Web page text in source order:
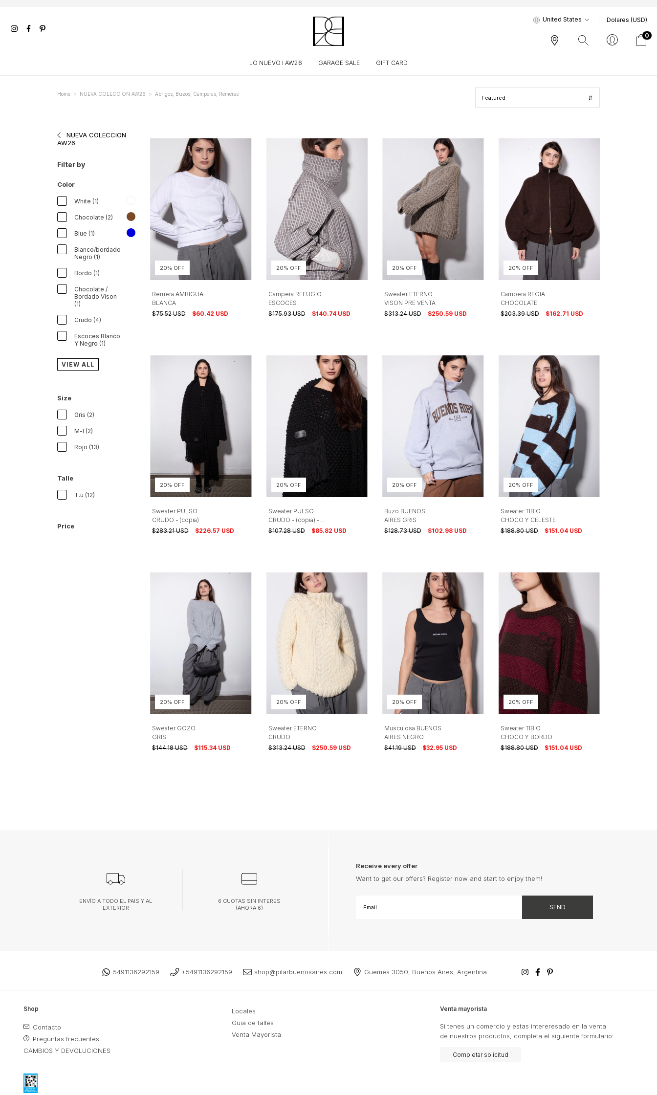
Dolares (USD)
United States
0
LO NUEVO I AW26 GARAGE SALE GIFT CARD
Home > NUEVA COLECCION AW26 > Abrigos, Buzos, Camperas, Remeras
NUEVA COLECCION
AW26
Filter by
Color
White (1)
Chocolate (2)
Blue (1)
Blanco/bordado
Negro (1)
Bordo (1)
Chocolate /
Bordado Vison
(1)
Crudo (4)
Escoces Blanco
Y Negro (1)
VIEW ALL
Size
Gris (2)
M-l (2)
Rojo (13)
Talle
T.u (12)
Price
20% OFF
Remera AMBIGUA
BLANCA
$75.52 USD
$60.42 USD
20% OFF
Campera REFUGIO
ESCOCES
$175.93 USD
$140.74 USD
20% OFF
Sweater ETERNO
VISON PRE VENTA
$313.24 USD
$250.59 USD
20% OFF
Campera REGIA
CHOCOLATE
$203.39 USD
$162.71 USD
20% OFF
Sweater PULSO
CRUDO - (copia)
$283.21 USD
$226.57 USD
20% OFF
Sweater PULSO
CRUDO - (copia) -
(copia)
$107.28 USD $85.82 USD
20% OFF
Buzo BUENOS
AIRES GRIS
$128.73 USD
$102.98 USD
20% OFF
Sweater TIBIO
CHOCO Y CELESTE
$188.80 USD
$151.04 USD
20% OFF
Sweater GOZO
GRIS
$144.18 USD
$115.34 USD
20% OFF
Sweater ETERNO
CRUDO
$313.24 USD
$250.59 USD
20% OFF
Musculosa BUENOS
AIRES NEGRO
$41.19 USD
$32.95 USD
20% OFF
Sweater TIBIO
CHOCO Y BORDO
$188.80 USD
$151.04 USD
ENVÍO A TODO EL PAIS Y AL
EXTERIOR
6 CUOTAS SIN INTERES
(AHORA 6)
Receive every offer
Want to get our offers? Register now and start to enjoy them!
5491136292159 +5491136292159 shop@pilarbuenosaires.com Guemes 3050, Buenos Aires, Argentina
Shop
Contacto
Preguntas frecuentes
CAMBIOS Y DEVOLUCIONES
Locales
Guia de talles
Venta Mayorista
Venta mayorista
Si tenes un comercio y estas intereresado en la venta
de nuestros productos, completa el siguiente formulario:
Completar solicitud